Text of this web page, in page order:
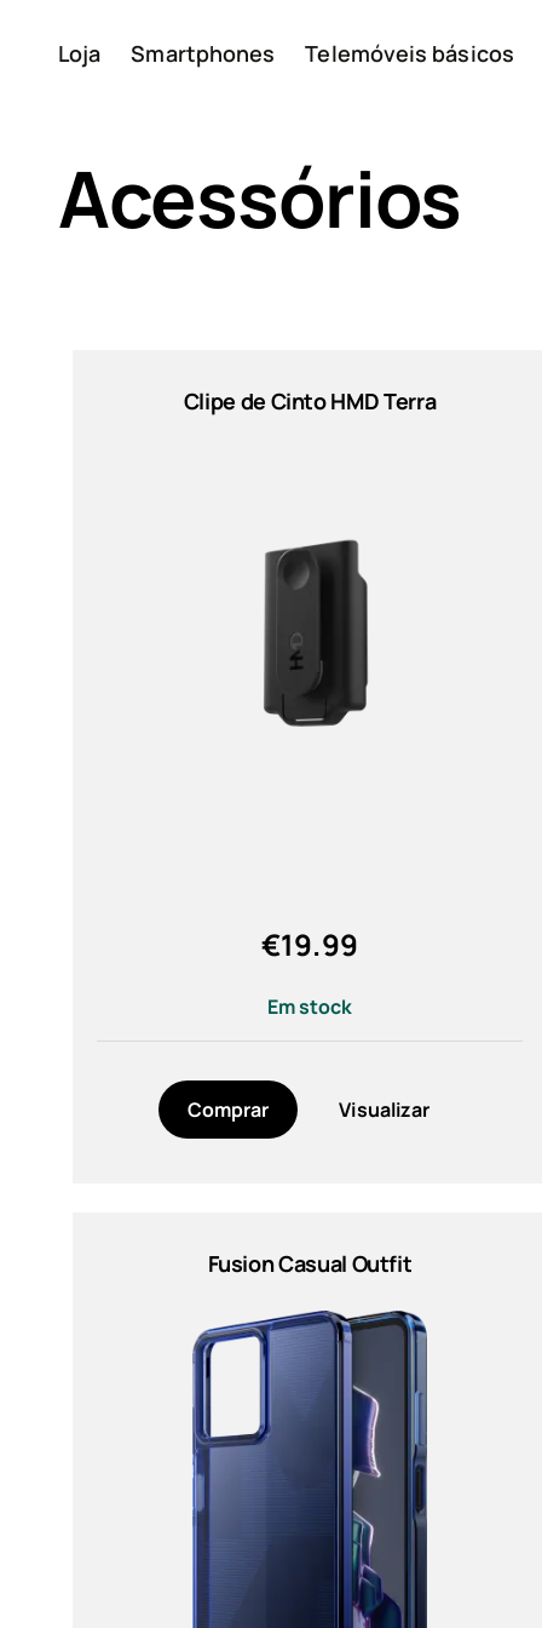
Loja Smartphones Telemóveis básicos
Sobre
Autorreparação
Portugal
Acessórios
Para
Black (2)
Azul (1)
Indigo Blue (1)
Funciones
100% recycled PC, +60%
Cancellation) ENC (Enviromental
Clipe de Cinto HMD Terra
€19.99
Em stock
Comprar Visualizar
Fusion Casual Outfit